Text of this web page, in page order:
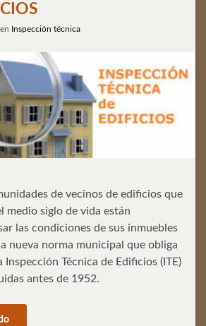
en Inspección técnica
de vecinos de edificios que
medio siglo de vida están
las condiciones de sus inmuebles
nueva norma municipal que obliga
Inspección Técnica de Edificios (ITE)
antes de 1952.